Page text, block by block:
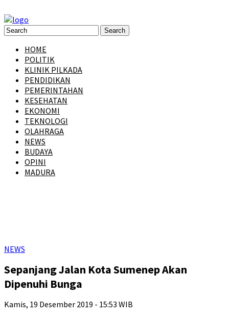
HOME
POLITIK
KLINIK PILKADA
PENDIDIKAN
PEMERINTAHAN
KESEHATAN
EKONOMI
TEKNOLOGI
OLAHRAGA
NEWS
BUDAYA
OPINI
MADURA
NEWS
Sepanjang Jalan Kota Sumenep Akan
Dipenuhi Bunga
Kamis, 19 Desember 2019 - 15:53 WIB